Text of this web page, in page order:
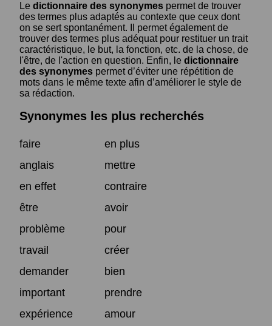
Le dictionnaire des synonymes permet de trouver
des termes plus adaptés au contexte que ceux dont
on se sert spontanément. Il permet également de
trouver des termes plus adéquat pour restituer un trait
caractéristique, le but, la fonction, etc. de la chose, de
l'être, de l'action en question. Enfin, le dictionnaire
des synonymes permet d’éviter une répétition de
mots dans le même texte afin d’améliorer le style de
sa rédaction.
Synonymes les plus recherchés
faire
en plus
anglais
mettre
en effet
contraire
être
avoir
problème
pour
travail
créer
demander
bien
important
prendre
expérience
amour